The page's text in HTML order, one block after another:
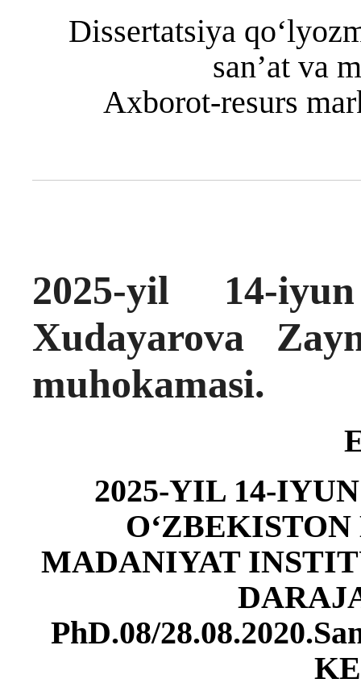
Dissertatsiya
san’at va
Axborot-resurs
2025-yil 14-
Xudayarova
muhokamasi.
2025-YIL 14-
MADANIYAT
PhD.08/